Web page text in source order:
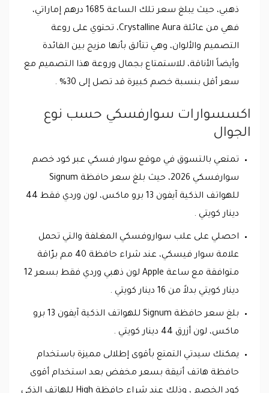
ذهبي، حيث يبلغ سعر تلك الساعة 1685 درهم إماراتي،
فهي من عائلة Crystalline Aura، تحتوي على روعة
التصميم والألوان، وهي تتألق بأنها مزيج بين الفائدة
وأيضاً الأناقة، للاستمتاع بجمال وروعة هذا التصميم مع
سعر أقل بنسبة خصم كبيرة قد تصل إلى 30% .
اكسسوارات سوارفسكي حسب نوع
الجوال
تمتعي بالتسوق في موقع سوار فسكي عبر كود خصم
سوارفسكي 2026، حيث بلغ سعر حافظة Signum
للهواتف الذكية آيفون 13 برو ماكس، لون وردي فقط 44
دينار كويتي .
احصلي على علب سواروفسكي المغلفة والتي تحمل
علامة سوار فيسكي، عند شراء حافظة 40 مم برّاقة
متوافقة مع ساعة Apple لون ذهبي وردي فقط بسعر 12
دينار كويتي بدلاً من 16 دينار كويتي .
بلغ سعر حافظة Signum للهواتف الذكية آيفون 13 برو
ماكس، لون أزرق 44 دينار كويتي .
يمكنك سيدتي التمتع بأقوى إطلالى مميزة باستخدام
حافظة هاتف أنيقة بسعر مخفض بعد استخدام أقوى